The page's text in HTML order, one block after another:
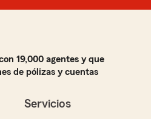
19,000 agentes y que
de pólizas y cuentas
Servicios